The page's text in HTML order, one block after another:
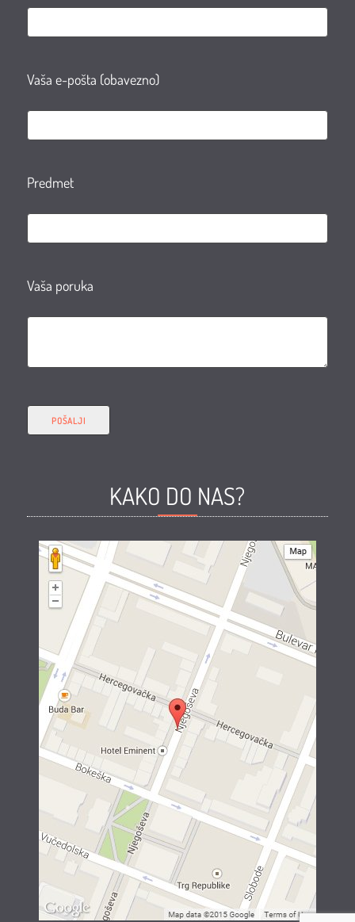
Vaša e-pošta (obavezno)
Predmet
Vaša poruka
KAKO DO NAS?